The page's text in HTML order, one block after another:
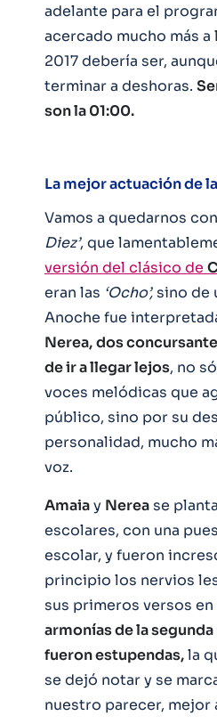
adelante para el
acercado mucho más a
2017 debería ser,
terminar a deshoras.
son la 01:00.
La mejor actuación de
Vamos a quedarnos con
Diez’, que
versión del clásico de
eran las ‘Ocho’,sino de
Anoche fue
Nerea,dos
de ir a llegar lejos, no
voces melódicas que
público, sino por su
personalidad, mucho
voz.
Amaiay Nerease
escolares, con una
escolar, y fueron
principio los nervios
sus primeros versos
armonías de la
fueron estupendas,la
se dejó notar y se
nuestro parecer, mejor